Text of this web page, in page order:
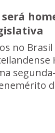
no Brasil